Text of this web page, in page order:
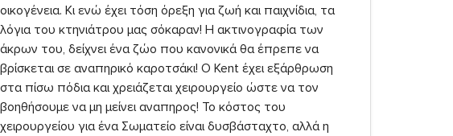
οικογένεια. Κι ενώ έχει τόση όρεξη για ζωή και παιχνίδια, τα
λόγια του κτηνιάτρου μας σόκαραν! Η ακτινογραφία των
άκρων του, δείχνει ένα ζώο που κανονικά θα έπρεπε να
βρίσκεται σε αναπηρικό καροτσάκι! Ο Kent έχει εξάρθρωση
στα πίσω πόδια και χρειάζεται χειρουργείο ώστε να τον
βοηθήσουμε να μη μείνει αναπηρος! Το κόστος του
χειρουργείου για ένα Σωματείο είναι δυσβάσταχτο, αλλά η